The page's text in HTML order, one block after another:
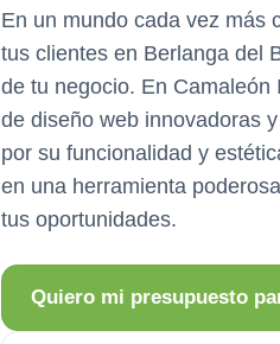
En un mundo cada vez más
tus clientes en Berlanga del
de tu negocio. En
de diseño web innovadoras
por su funcionalidad y
en una herramienta
tus oportunidades.
Quiero mi presupuesto